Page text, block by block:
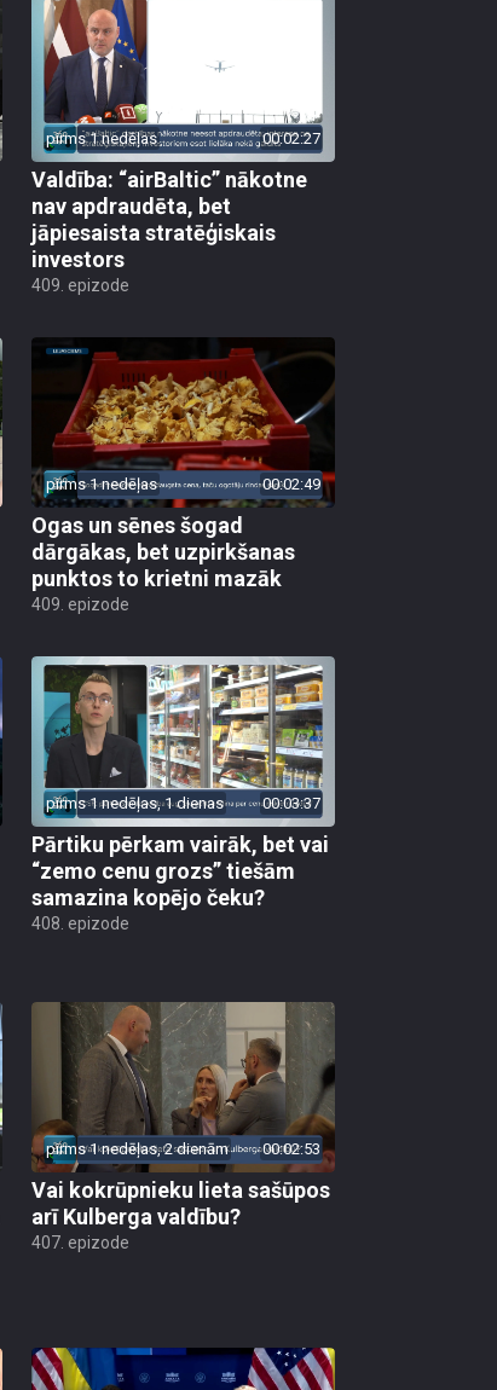
pirms 1 nedēļas 00:02:27
Valdība: “airBaltic” nākotne
nav apdraudēta, bet
jāpiesaista stratēģiskais
investors
409. epizode
pirms 1 nedēļas 00:02:49
Ogas un sēnes šogad
dārgākas, bet uzpirkšanas
punktos to krietni mazāk
409. epizode
pirms 1 nedēļas, 1 dienas 00:03:37
Pārtiku pērkam vairāk, bet vai
“zemo cenu grozs” tiešām
samazina kopējo čeku?
408. epizode
pirms 1 nedēļas, 2 dienām 00:02:53
Vai kokrūpnieku lieta sašūpos
arī Kulberga valdību?
407. epizode